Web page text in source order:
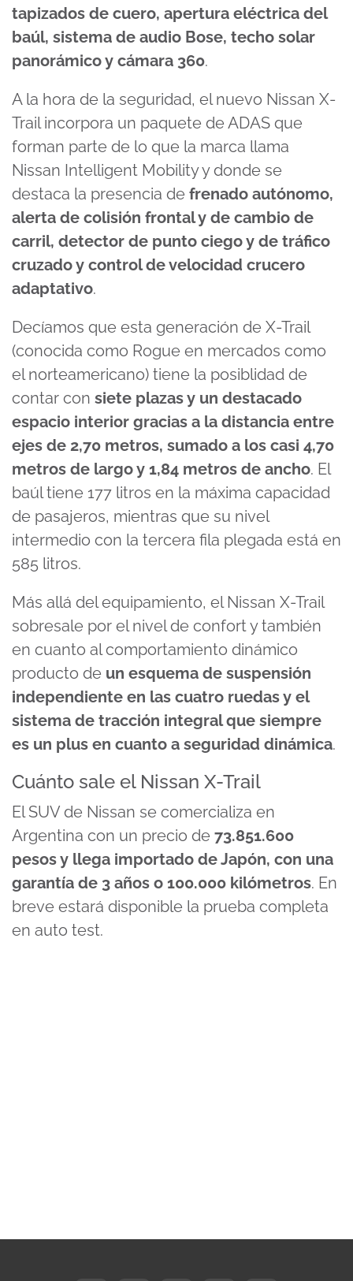
tapizados de cuero, apertura eléctrica del
baúl, sistema de audio Bose, techo solar
panorámico y cámara 360.
A la hora de la seguridad, el nuevo Nissan X-
Trail incorpora un paquete de ADAS que
forman parte de lo que la marca llama
Nissan Intelligent Mobility y donde se
destaca la presencia de frenado autónomo,
alerta de colisión frontal y de cambio de
carril, detector de punto ciego y de tráfico
cruzado y control de velocidad crucero
adaptativo.
Decíamos que esta generación de X-Trail
(conocida como Rogue en mercados como
el norteamericano) tiene la posiblidad de
contar con siete plazas y un destacado
espacio interior gracias a la distancia entre
ejes de 2,70 metros, sumado a los casi 4,70
metros de largo y 1,84 metros de ancho. El
baúl tiene 177 litros en la máxima capacidad
de pasajeros, mientras que su nivel
intermedio con la tercera fila plegada está en
585 litros.
Más allá del equipamiento, el Nissan X-Trail
sobresale por el nivel de confort y también
en cuanto al comportamiento dinámico
producto de un esquema de suspensión
independiente en las cuatro ruedas y el
sistema de tracción integral que siempre
es un plus en cuanto a seguridad dinámica.
Cuánto sale el Nissan X-Trail
El SUV de Nissan se comercializa en
Argentina con un precio de 73.851.600
pesos y llega importado de Japón, con una
garantía de 3 años o 100.000 kilómetros. En
breve estará disponible la prueba completa
en auto test.